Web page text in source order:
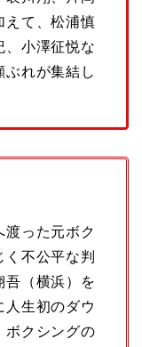
えて、松浦慎
、小澤征悦な
ぶれが集結し
渡った元ボク
不公平な判
吾（横浜）を
人生初のダウ
ボクシングの